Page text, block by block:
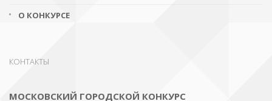
О КОНКУРСЕ
КОНТАКТЫ
МОСКОВСКИЙ ГОРОДСКОЙ КОНКУРС